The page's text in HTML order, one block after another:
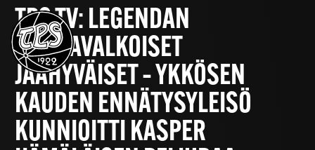
TPS TV: LEGENDAN
MUSTAVALKOISET
JÄÄHYVÄISET – YKKÖSEN
KAUDEN ENNÄTYSYLEISÖ
KUNNIOITTI KASPER